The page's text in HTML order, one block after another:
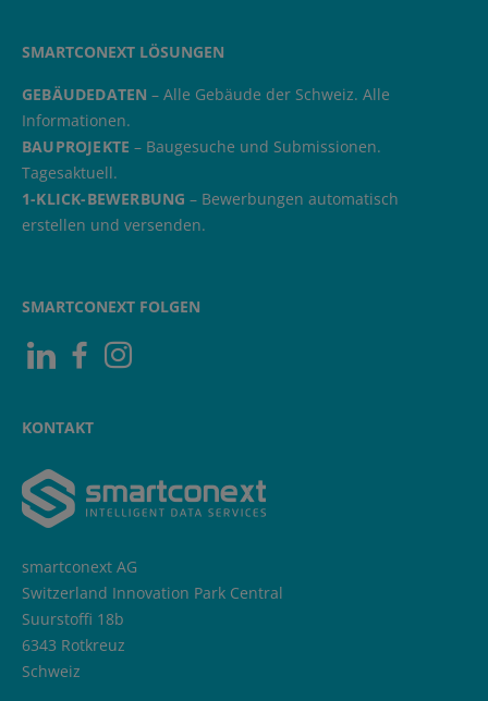
SMARTCONEXT LÖSUNGEN
GEBÄUDEDATEN – Alle Gebäude der Schweiz. Alle
Informationen.
BAUPROJEKTE – Baugesuche und Submissionen.
Tagesaktuell.
1-KLICK-BEWERBUNG – Bewerbungen automatisch
erstellen und versenden.
SMARTCONEXT FOLGEN
KONTAKT
smartconext AG
Switzerland Innovation Park Central
Suurstoffi 18b
6343 Rotkreuz
Schweiz